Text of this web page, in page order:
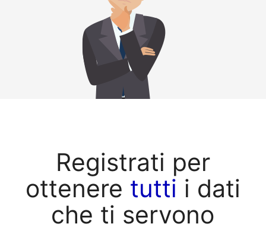
Registrati per
ottenere tutti i dati
che ti servono